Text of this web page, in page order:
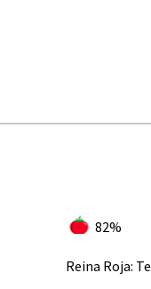
82%
Reina Roja: